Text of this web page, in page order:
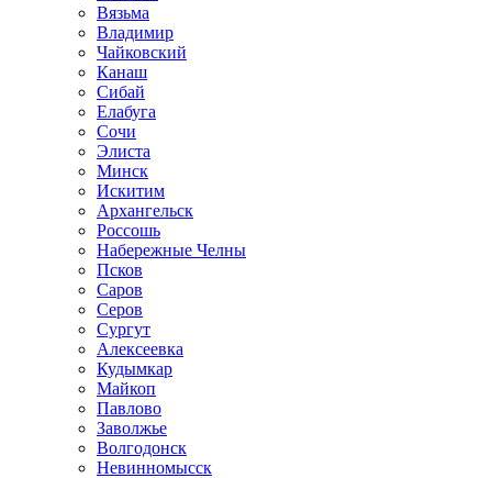
Вязьма
Владимир
Чайковский
Канаш
Сибай
Елабуга
Сочи
Элиста
Минск
Искитим
Архангельск
Россошь
Набережные Челны
Псков
Саров
Серов
Сургут
Алексеевка
Кудымкар
Майкоп
Павлово
Заволжье
Волгодонск
Невинномысск